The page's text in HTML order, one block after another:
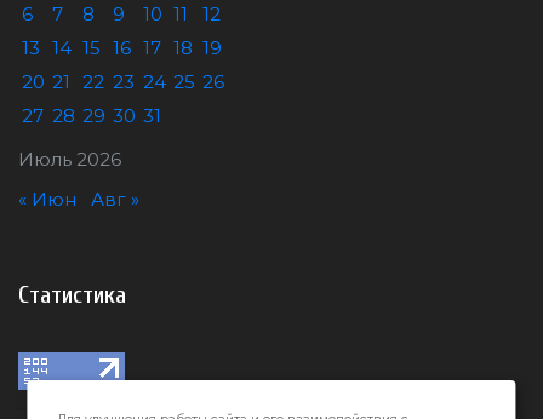
Июль 2026
6
7 8 9 10 11
12
13 14 15 16 17 18 19
20 21 22 23 24 25 26
27 28 29 30 31
« Июн Авг »
Статистика